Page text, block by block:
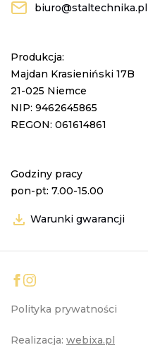
biuro@staltechnika.pl
Produkcja:
Majdan Krasieniński 17B
21-025 Niemce
NIP: 9462645865
REGON: 061614861
Godziny pracy
pon-pt: 7.00-15.00
Warunki gwarancji
Polityka prywatności
Realizacja: webixa.pl